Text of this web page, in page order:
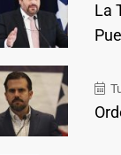
La